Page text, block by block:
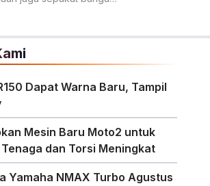
Boyong
Bus Di GIIAS
pesan 31 unit Volvo
melalui PT Indotruck
juga sepakat bangun
decker berbasis sasis
untuk layanan AKAP